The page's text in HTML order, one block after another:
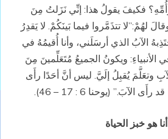
فكيفَ يقولُ هذا: إنِّي نَزَلتُ مِنَ
لهُمْ:”لا تتذَمَّروا فيما بَينَكُمْ. لا يَقدِرُ
الآبُ الذي أرسَلَني، وأنا أُقيمُهُ في
الأنبياءِ: ويكونُ الجميعُ مُتَعَلِّمينَ مِنَ
وتعَلَّمَ يُقبِلُ إلَيَّ. ليس أنَّ أحَدًا رأَى
الآبَ.” (يوحنا 6 : 17 – 46).
أنا هو خبز الحياة